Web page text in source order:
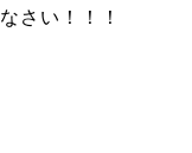
さい！！！